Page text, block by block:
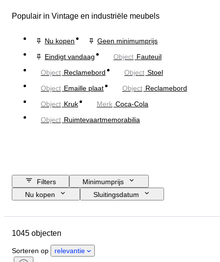
Populair in Vintage en industriële meubels
Nu kopen
Geen minimumprijs
Eindigt vandaag
Object Fauteuil
Object Reclamebord Object Stoel
Object Emaille plaat Object Reclamebord
Object Kruk Merk Coca-Cola
Object Ruimtevaartmemorabilia
Filters
Minimumprijs
Nu kopen
Sluitingsdatum
Land van herkomst
Extra's
Stijl
Handtekening
1045 objecten
Sorteren op relevantie